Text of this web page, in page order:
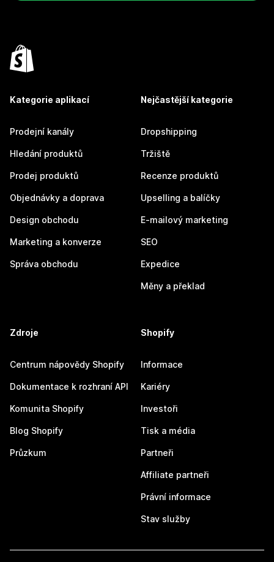
Kategorie aplikací
Prodejní kanály
Hledání produktů
Prodej produktů
Objednávky a doprava
Design obchodu
Marketing a konverze
Správa obchodu
Nejčastější kategorie
Dropshipping
Tržiště
Recenze produktů
Upselling a balíčky
E-mailový marketing
SEO
Expedice
Měny a překlad
Zdroje
Centrum nápovědy Shopify
Dokumentace k rozhraní API
Komunita Shopify
Blog Shopify
Průzkum
Shopify
Informace
Kariéry
Investoři
Tisk a média
Partneři
Affiliate partneři
Právní informace
Stav služby